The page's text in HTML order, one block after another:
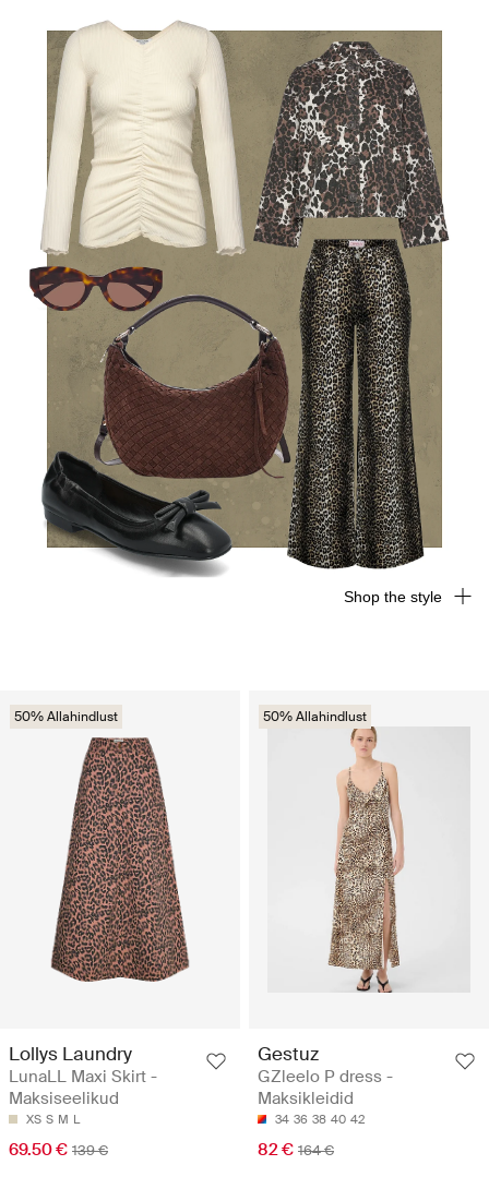
50% Allahindlust
Lollys Laundry
LunaLL Maxi Skirt -
Maksiseelikud
XS S M L
69.50 € 139 €
50% Allahindlust
Gestuz
GZleelo P dress -
Maksikleidid
34 36 38 40 42
82 € 164 €
Shop the style